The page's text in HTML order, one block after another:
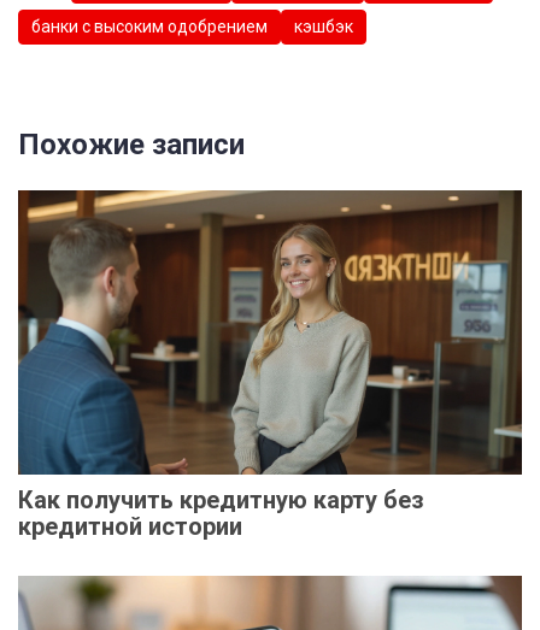
банки с высоким одобрением кэшбэк
Похожие записи
Как получить кредитную карту без
кредитной истории